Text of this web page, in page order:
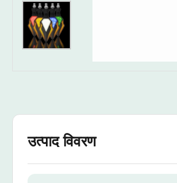
उत्पाद विवरण